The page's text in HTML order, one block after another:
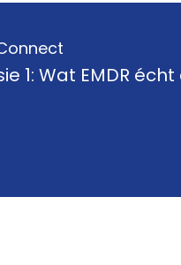
1: Wat EMDR